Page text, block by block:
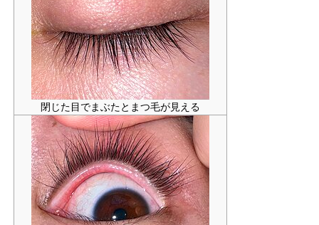
閉じた目でまぶたとまつ毛が見える